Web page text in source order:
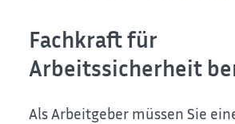
Fachkraft für
Arbeitssicherheit
Als Arbeitgeber müssen Sie